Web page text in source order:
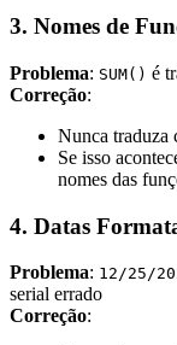
3. Nomes de
Problema: SUM() é
Correção:
Nunca traduza
Se isso
nomes das
4. Datas
Problema: 12/25/
serial errado
Correção: